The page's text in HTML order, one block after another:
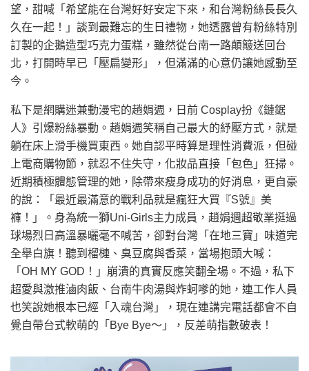
望，甜喊「希望能在台灣好好安定下來，和台灣粉絲長長久
久在一起！」談到最難忘的生日禮物，她透露曾有粉絲特別
訂製的企鵝造型巧克力蛋糕，雖然從台南一路顛簸送回台
北，打開時早已「壓扁變形」，但滿滿的心意仍讓她感動至
今。
私下是網購迷兼動漫宅的趙娟週，日前 Cosplay扮《鏈鋸
人》引爆粉絲暴動。趙娟週笑稱自己最大的紓壓方式，就是
躺在床上滑手機買東西。她自認平時算是理性消費派，但碰
上電商購物節，就忍不住失守，化妝品直接「包色」狂掃。
近期積極體態管理的她，除帶來瘦身成功的好消息，更自豪
的說：「最近最滿意的戰利品就是瘋狂大買『S號』美
褲！」。身為統一獅Uni-Girls主力成員，趙娟週超敬業挺過
球場烈日高溫暴曬毫不喊苦，卻對台灣「在地三寶」味道完
全舉白旗！聽到榴槤、臭豆腐與香菜，當場抱頭大喊：
「OH MY GOD！」崩潰的真實反應笑翻全場。不過，私下
超愛與激推滷肉飯、台南牛肉湯與炸蚵嗲的她，連工作人員
也笑說她根本已經「入魂台灣」，現在連講完電話都會不自
覺自帶台式軟萌的「Bye Bye～」，反差萌指數破表！